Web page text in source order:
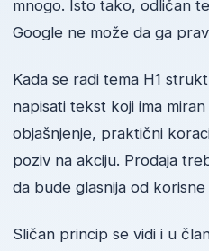
mnogo. Isto tako, odličan
Google ne može da ga
Kada se radi tema H1
napisati tekst koji ima
objašnjenje, praktični
poziv na akciju. Prodaja
da bude glasnija od korisne
Sličan princip se vidi i u